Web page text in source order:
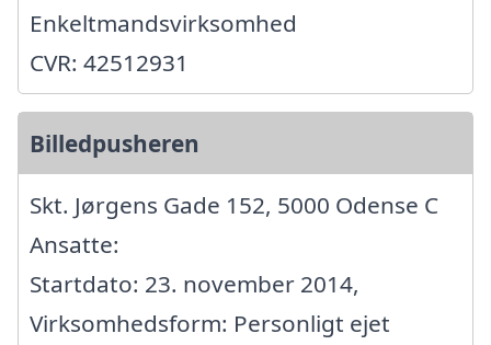
Enkeltmandsvirksomhed
CVR: 42512931
Billedpusheren
Skt. Jørgens Gade 152, 5000 Odense C
Ansatte:
Startdato: 23. november 2014,
Virksomhedsform: Personligt ejet